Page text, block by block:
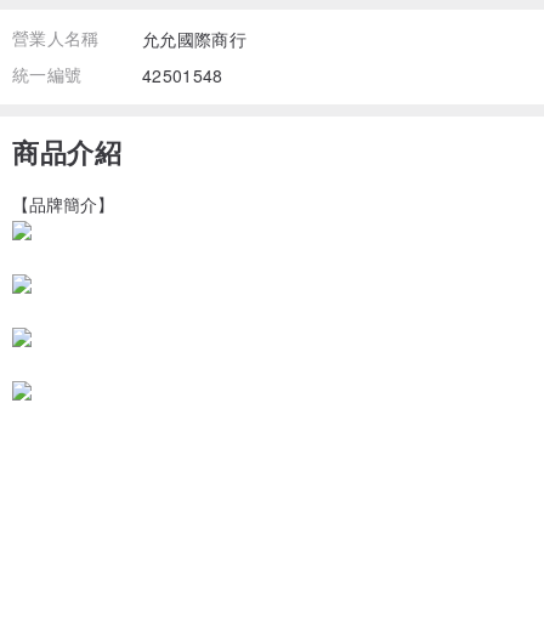
營業人名稱
允允國際商行
統一編號
42501548
商品介紹
【品牌簡介】